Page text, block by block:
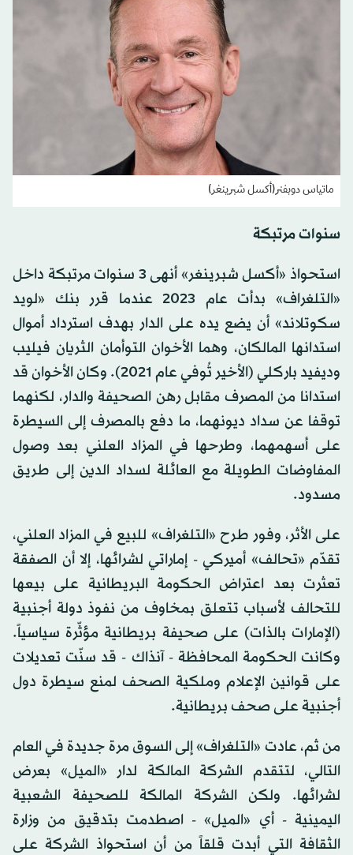
ماتياس دوبفنر(أكسل شبرينغر)
سنوات مرتبكة
استحواذ «أكسل شبرينغر» أنهى 3 سنوات مرتبكة داخل
«التلغراف» بدأت عام 2023 عندما قرر بنك «لويد
سكوتلاند» أن يضع يده على الدار بهدف استرداد أموال
استدانها المالكان، وهما الأخوان التوأمان الثريان فيليب
وديفيد باركلي (الأخير تُوفي عام 2021). وكان الأخوان قد
استدانا من المصرف مقابل رهن الصحيفة والدار، لكنهما
توقفا عن سداد ديونهما، ما دفع بالمصرف إلى السيطرة
على أسهمهما، وطرحها في المزاد العلني بعد وصول
المفاوضات الطويلة مع العائلة لسداد الدين إلى طريق
مسدود.
على الأثر، وفور طرح «التلغراف» للبيع في المزاد العلني،
تقدّم «تحالف» أميركي - إماراتي لشرائها، إلا أن الصفقة
تعثرت بعد اعتراض الحكومة البريطانية على بيعها
للتحالف لأسباب تتعلق بمخاوف من نفوذ دولة أجنبية
(الإمارات بالذات) على صحيفة بريطانية مؤثّرة سياسياً.
وكانت الحكومة المحافظة - آنذاك - قد سنّت تعديلات
على قوانين الإعلام وملكية الصحف لمنع سيطرة دول
أجنبية على صحف بريطانية.
من ثم، عادت «التلغراف» إلى السوق مرة جديدة في العام
التالي، لتتقدم الشركة المالكة لدار «الميل» بعرض
لشرائها. ولكن الشركة المالكة للصحيفة الشعبية
اليمينية - أي «الميل» - اصطدمت بتدقيق من وزارة
الثقافة التي أبدت قلقاً من أن استحواذ الشركة على